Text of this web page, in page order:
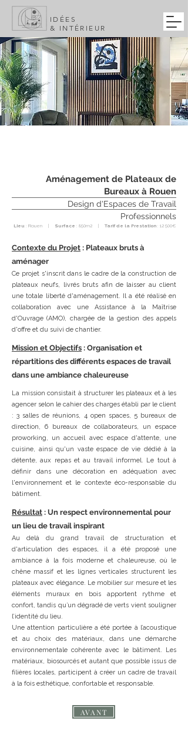
IDÉES
& INTÉRIEUR
Aménagement de Plateaux de
Bureaux à Rouen
Design d'Espaces de Travail
Professionnels
Lieu : Rouen | Surface : 850m2 | Tarif de la Prestation : 12 500€
Contexte du Projet : Plateaux bruts à
aménager
Ce projet s'inscrit dans le cadre de la construction de
plateaux neufs, livrés bruts afin de laisser au client
une totale liberté d'aménagement. Il a été réalisé en
collaboration avec une Assistance à la Maîtrise
d'Ouvrage (AMO), chargée de la gestion des appels
d'offre et du suivi de chantier.
Mission et Objectifs : Organisation et
répartitions des différents espaces de travail
dans une ambiance chaleureuse
La mission consistait à structurer les plateaux et à les
agencer selon le cahier des charges établi par le client
: 3 salles de réunions, 4 open spaces, 5 bureaux de
direction, 6 bureaux de collaborateurs, un espace
proworking, un accueil avec espace d'attente, une
cuisine, ainsi qu'un vaste espace de vie dédié à la
détente, aux repas et au travail informel. Le tout à
définir dans une décoration en adéquation avec
l'environnement et le contexte éco-responsable du
bâtiment.
Résultat : Un respect environnemental pour
un lieu de travail inspirant
Au delà du grand travail de structuration et
d'articulation des espaces, il a été proposé une
ambiance à la fois moderne et chaleureuse, où le
chêne massif et les lignes verticales structurent les
plateaux avec élégance. Le mobilier sur mesure et les
éléments muraux en bois apportent rythme et
confort, tandis qu’un dégradé de verts vient souligner
l’identité du lieu.
Une attention particulière a été portée à l’acoustique
et au choix des matériaux, dans une démarche
environnementale cohérente avec le bâtiment. Les
matériaux, biosourcés et autant que possible issus de
filières locales, participent à créer un cadre de travail
à la fois esthétique, confortable et responsable.
AVANT